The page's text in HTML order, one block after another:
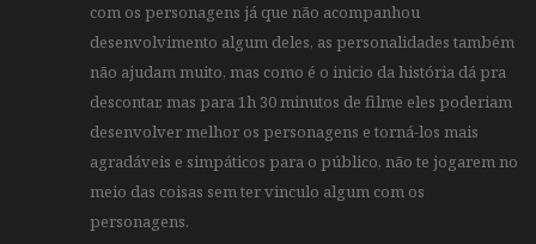
com os personagens já que não acompanhou
desenvolvimento algum deles, as personalidades também
não ajudam muito, mas como é o inicio da história dá pra
descontar, mas para 1h 30 minutos de filme eles poderiam
desenvolver melhor os personagens e torná-los mais
agradáveis e simpáticos para o público, não te jogarem no
meio das coisas sem ter vinculo algum com os
personagens.